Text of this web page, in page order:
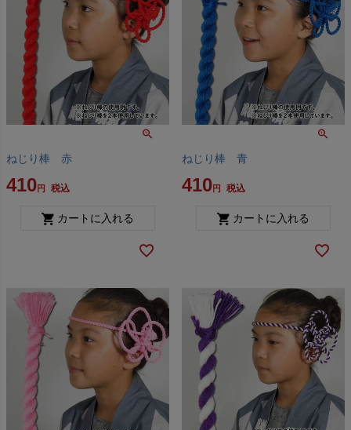
ねじり棒 赤
410 税込
カートに入れる
ねじり棒 青
410 税込
カートに入れる